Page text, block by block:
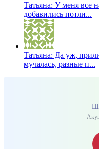
Татьяна: У меня все
добавились потли...
Татьяна: Да уж,
мучалась, разные п...